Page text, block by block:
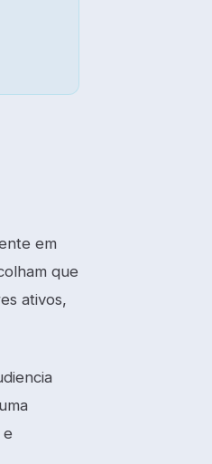
em
que
ativos,